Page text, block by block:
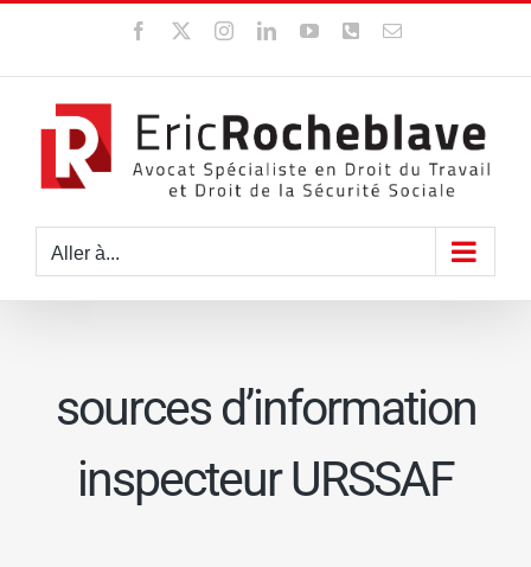
contenu
Facebook InstagramLinkedInYouTubeWhatsApp
Email
Aller à...
sources d’information
inspecteur URSSAF